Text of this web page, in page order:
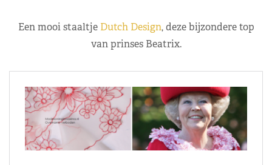
Een mooi staaltje Dutch Design, deze bijzondere top
van prinses Beatrix.